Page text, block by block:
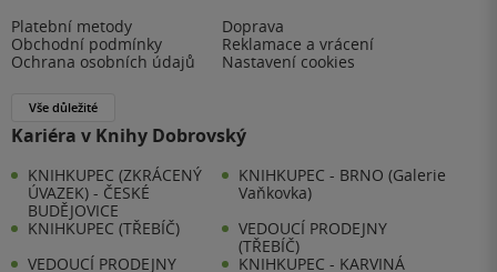
Platební metody
Doprava
Obchodní podmínky
Reklamace a vrácení
Ochrana osobních údajů
Nastavení cookies
Vše důležité
Kariéra v Knihy Dobrovský
KNIHKUPEC (ZKRÁCENÝ
ÚVAZEK) - ČESKÉ
BUDĚJOVICE
KNIHKUPEC - BRNO (Galerie
Vaňkovka)
KNIHKUPEC (TŘEBÍČ)
VEDOUCÍ PRODEJNY
(TŘEBÍČ)
VEDOUCÍ PRODEJNY
KNIHKUPEC - KARVINÁ